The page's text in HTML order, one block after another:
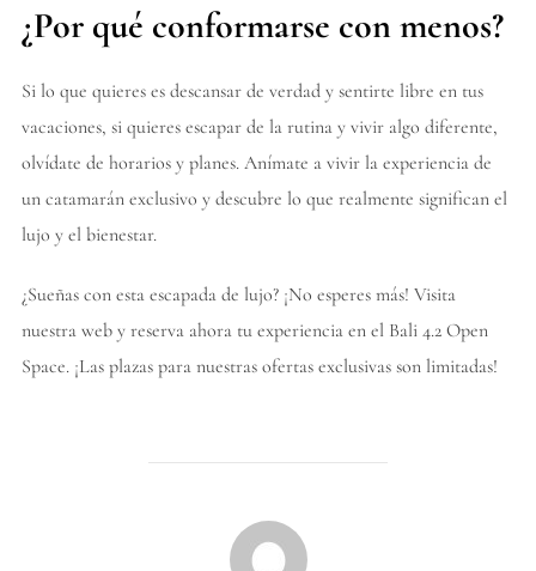
¿Por qué conformarse con menos?
Si lo que quieres es descansar de verdad y sentirte libre en tus
vacaciones, si quieres escapar de la rutina y vivir algo diferente,
olvídate de horarios y planes. Anímate a vivir la experiencia de
un catamarán exclusivo y descubre lo que realmente significan el
lujo y el bienestar.
¿Sueñas con esta escapada de lujo? ¡No esperes más! Visita
nuestra web y reserva ahora tu experiencia en el Bali 4.2 Open
Space. ¡Las plazas para nuestras ofertas exclusivas son limitadas!
POST AUTHOR